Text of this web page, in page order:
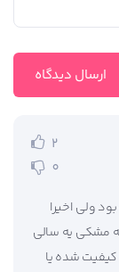
ارسال دیدگاه
2
0
ولی اخیرا
مشکی یه سالی
شده یا